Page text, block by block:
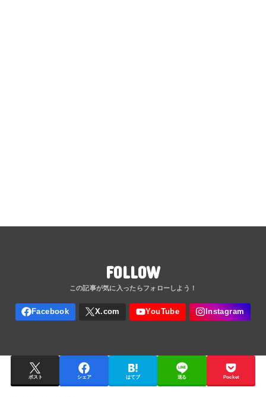
FOLLOW
ポスト シェア はてブ 送る Pocket